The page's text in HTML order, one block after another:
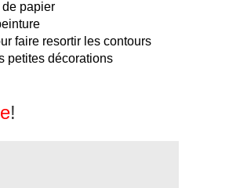
papier
faire resortir les contours
petites décorations
!